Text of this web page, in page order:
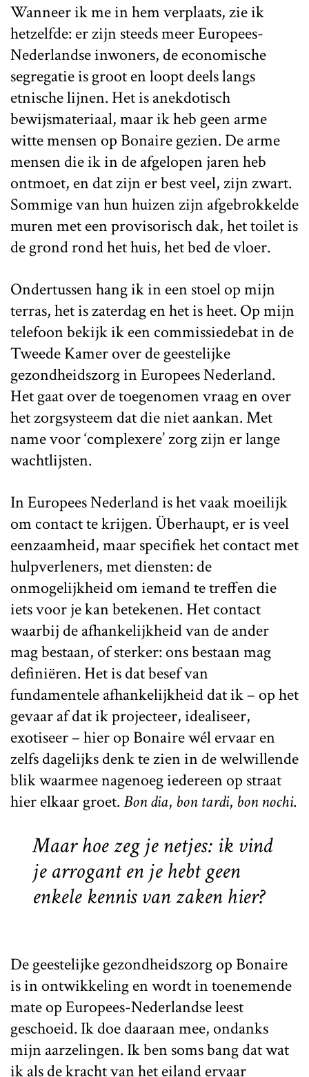
Wanneer ik me in hem verplaats, zie ik
hetzelfde: er zijn steeds meer Europees-
Nederlandse inwoners, de economische
segregatie is groot en loopt deels langs
etnische lijnen. Het is anekdotisch
bewijsmateriaal, maar ik heb geen arme
witte mensen op Bonaire gezien. De arme
mensen die ik in de afgelopen jaren heb
ontmoet, en dat zijn er best veel, zijn zwart.
Sommige van hun huizen zijn afgebrokkelde
muren met een provisorisch dak, het toilet is
de grond rond het huis, het bed de vloer.
Ondertussen hang ik in een stoel op mijn
terras, het is zaterdag en het is heet. Op mijn
telefoon bekijk ik een commissiedebat in de
Tweede Kamer over de geestelijke
gezondheidszorg in Europees Nederland.
Het gaat over de toegenomen vraag en over
het zorgsysteem dat die niet aankan. Met
name voor ‘complexere’ zorg zijn er lange
wachtlijsten.
In Europees Nederland is het vaak moeilijk
om contact te krijgen. Überhaupt, er is veel
eenzaamheid, maar specifiek het contact met
hulpverleners, met diensten: de
onmogelijkheid om iemand te treffen die
iets voor je kan betekenen. Het contact
waarbij de afhankelijkheid van de ander
mag bestaan, of sterker: ons bestaan mag
definiëren. Het is dat besef van
fundamentele afhankelijkheid dat ik – op het
gevaar af dat ik projecteer, idealiseer,
exotiseer – hier op Bonaire wél ervaar en
zelfs dagelijks denk te zien in de welwillende
blik waarmee nagenoeg iedereen op straat
hier elkaar groet.Bon dia, bon tardi, bon nochi.
Maar hoe zeg je netjes: ik vind
je arrogant en je hebt geen
enkele kennis van zaken hier?
De geestelijke gezondheidszorg op Bonaire
is in ontwikkeling en wordt in toenemende
mate op Europees-Nederlandse leest
geschoeid. Ik doe daaraan mee, ondanks
mijn aarzelingen. Ik ben soms bang dat wat
ik als de kracht van het eiland ervaar